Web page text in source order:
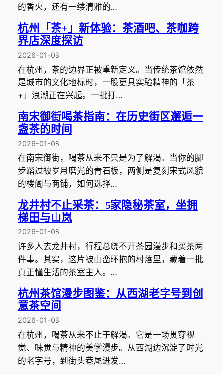
的香火，还有一缕清雅的…
杭州「茶+」新体验：茶酒吧、茶咖跨
界店深度探访
2026-01-08
在杭州，茶的边界正被重新定义。当传统茶馆依然
是城市的文化地标时，一股更具实验精神的「茶
+」浪潮正在兴起。一批打…
南宋御街喝茶指南：在历史街区邂逅一
盏茶的时间
2026-01-08
在南宋御街，喝茶从来不只是为了解渴。当你的脚
步踏过被岁月磨光的青石板，两侧是复刻宋式风貌
的楼阁与商铺，如何选择…
龙井村不止采茶：5家隐秘茶室，坐拥
梯田与山岚
2026-01-08
许多人去龙井村，行程总绕不开茶园漫步和买茶两
件事。其实，这片被山峦环抱的村落里，藏着一批
真正懂生活的茶室主人。…
杭州茶馆漫步图鉴：从西湖老字号到创
意茶空间
2026-01-08
在杭州，喝茶从来不止于解渴。它是一场贯穿视
觉、味觉与精神的美学漫步。从西湖边沉淀了时光
的老字号，到街头巷尾迸发…